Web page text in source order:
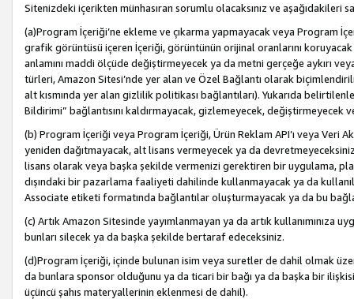
Sitenizdeki içerikten münhasıran sorumlu olacaksınız ve aşağıdakileri
(a)Program İçeriği’ne ekleme ve çıkarma yapmayacak veya Program
grafik görüntüsü içeren İçeriği, görüntünün orijinal oranlarını
anlamını maddi ölçüde değiştirmeyecek ya da metni gerçeğe aykırı
türleri, Amazon Sitesi’nde yer alan ve Özel Bağlantı olarak
alt kısmında yer alan gizlilik politikası bağlantıları). Yukarıda
Bildirimi” bağlantısını kaldırmayacak, gizlemeyecek,
(b) Program İçeriği veya Program İçeriği, Ürün Reklam API’ı veya Veri
yeniden dağıtmayacak, alt lisans vermeyecek ya da
lisans olarak veya başka şekilde vermenizi gerektiren bir uygulama,
dışındaki bir pazarlama faaliyeti dahilinde kullanmayacak ya da
Associate etiketi formatında bağlantılar oluşturmayacak ya da bu
(c) Artık Amazon Sitesinde yayımlanmayan ya da artık kullanımınıza
bunları silecek ya da başka şekilde bertaraf edeceksiniz.
(d)Program İçeriği, içinde bulunan isim veya suretler de dahil olmak
da bunlara sponsor olduğunu ya da ticari bir bağı ya da başka bir
üçüncü şahıs materyallerinin eklenmesi de dahil).